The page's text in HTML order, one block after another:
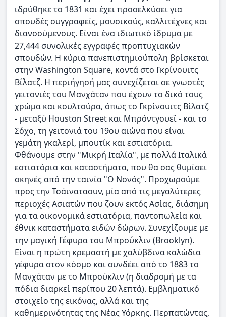
ιδρύθηκε το 1831 και έχει προσελκύσει για
σπουδές συγγραφείς, μουσικούς, καλλιτέχνες και
διανοούμενους. Είναι ένα ιδιωτικό ίδρυμα με
27,444 συνολικές εγγραφές προπτυχιακών
σπουδών. Η κύρια πανεπιστημιούπολη βρίσκεται
στην Washington Square, κοντά στο Γκρίνουιτς
Βίλατζ. Η περιήγησή μας συνεχίζεται σε γνωστές
γειτονιές του Μανχάταν που έχουν το δικό τους
χρώμα και κουλτούρα, όπως το Γκρίνουιτς Βίλατζ
- μεταξύ Houston Street και Μπρόντγουεϊ - και το
Σόχο, τη γειτονιά του 19ου αιώνα που είναι
γεμάτη γκαλερί, μπουτίκ και εστιατόρια.
Φθάνουμε στην "Μικρή Ιταλία", με πολλά Ιταλικά
εστιατόρια και καταστήματα, που θα σας θυμίσει
σκηνές από την ταινία "Ο Νονός". Προχωρούμε
προς την Τσάιναταουν, μία από τις μεγαλύτερες
περιοχές Ασιατών που ζουν εκτός Ασίας, διάσημη
για τα οικονομικά εστιατόρια, παντοπωλεία και
έθνικ καταστήματα ειδών δώρων. Συνεχίζουμε με
την μαγική Γέφυρα του Μπρούκλιν (Brooklyn).
Είναι η πρώτη κρεμαστή με χαλύβδινα καλώδια
γέφυρα στον κόσμο και συνδέει από το 1883 το
Μανχάταν με το Μπρούκλιν (η διαδρομή με τα
πόδια διαρκεί περίπου 20 λεπτά). Εμβληματικό
στοιχείο της εικόνας, αλλά και της
καθημερινότητας της Νέας Υόρκης. Περπατώντας,